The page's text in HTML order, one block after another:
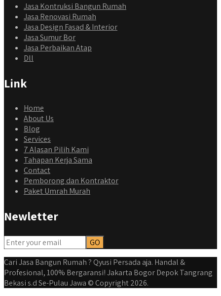
@qyusipersada
biasa jadi rumah mewah dengan budget 400an, kira kira
gimana ya hasilnya...
#jasabangunrumahjakarta #jasarenovasirumahjakarta
#kontraktorjakarta #kontraktorbangunan
Jasa Kontruksi Bangun Rumah
Jasa Renovasi Rumah
Jasa Design Fasad & Interior
Jasa Sumur Bor
Jasa Perbaikan Atap
Dll
Link
Home
About Us
Blog
Services
7 Alasan Pilih Kami
Tahapan Kerja Sama
Contact
Pemborong dan Kontraktor
Paket Umrah Murah
Newletter
Cari Jasa Bangun Rumah ? Qyusi Persada aja. Handal &
Profesional, 100% Bergaransi! Jakarta Bogor Depok Tangrang
Bekasi s.d Se-Pulau Jawa © Copyright 2026.